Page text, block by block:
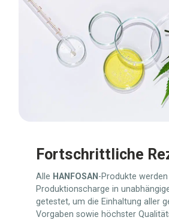
Fortschrittliche
Alle HANFOSAN -Produkte
Produktionscharge in
getestet, um die Einhaltung aller
Vorgaben sowie höchster